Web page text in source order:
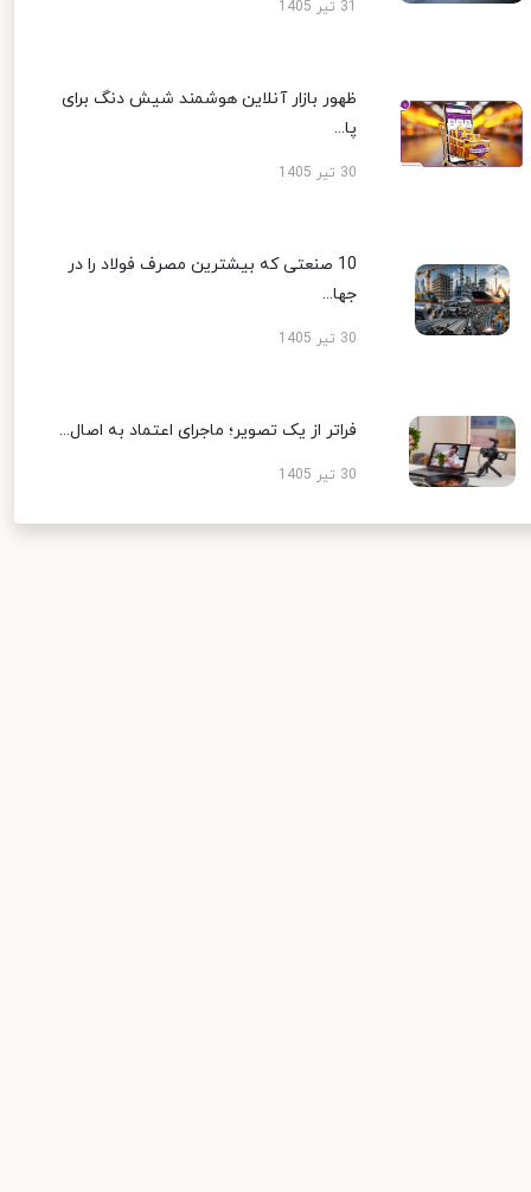
ظهور بازار آنلاین هوشمند شیش دنگ برای
پا...
30 تیر 1405
10 صنعتی که بیشترین مصرف فولاد را در
جها...
30 تیر 1405
فراتر از یک تصویر؛ ماجرای اعتماد به اصال...
30 تیر 1405